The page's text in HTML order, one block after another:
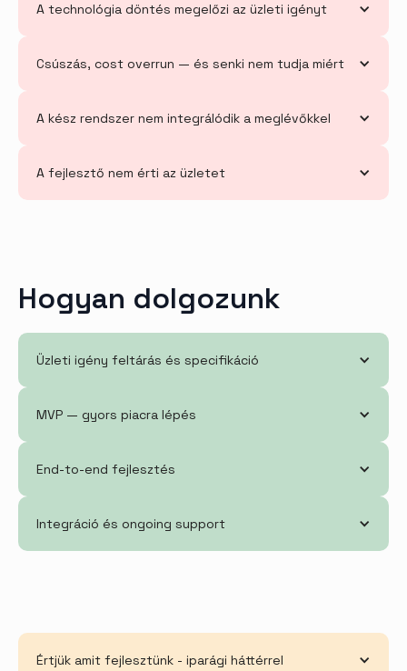
A technológia döntés megelőzi az üzleti igényt
Csúszás, cost overrun — és senki nem tudja miért
A kész rendszer nem integrálódik a meglévőkkel
A fejlesztő nem érti az üzletet
Hogyan dolgozunk
Üzleti igény feltárás és specifikáció
MVP — gyors piacra lépés
End-to-end fejlesztés
Integráció és ongoing support
Értjük amit fejlesztünk - iparági háttérrel